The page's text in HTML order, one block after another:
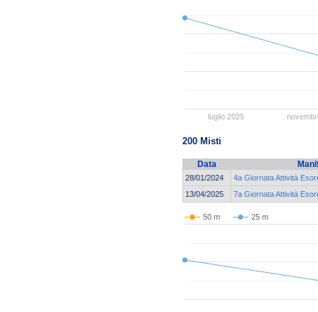
luglio 2025
200 Misti
Data
28/01/2024
4a Giornata Attività
13/04/2025
7a Giornata Attività
50 m 25 m